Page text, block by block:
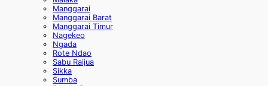
Manggarai
Manggarai Barat
Manggarai Timur
Nagekeo
Ngada
Rote Ndao
Sabu Raijua
Sikka
Sumba